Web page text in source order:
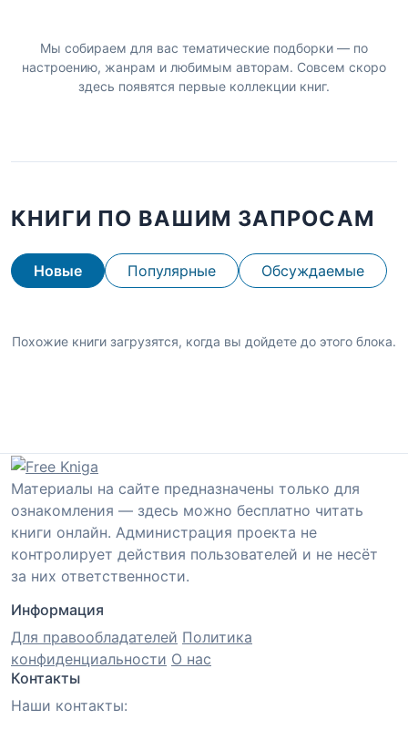
Мы собираем для вас тематические подборки — по
настроению, жанрам и любимым авторам. Совсем скоро
здесь появятся первые коллекции книг.
КНИГИ ПО ВАШИМ ЗАПРОСАМ
Новые Популярные Обсуждаемые
Похожие книги загрузятся, когда вы дойдете до этого блока.
Материалы на сайте предназначены только для
ознакомления — здесь можно бесплатно читать
книги онлайн. Администрация проекта не
контролирует действия пользователей и не несёт
за них ответственности.
Информация
Для правообладателей Политика
конфиденциальности О нас
Контакты
Наши контакты: